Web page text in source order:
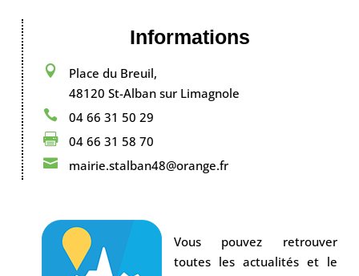
Informations

Place du Breuil,
48120 St-Alban sur Limagnole
 04 66 31 50 29
 04 66 31 58 70
 mairie.stalban48@orange.fr
Vous pouvez retrouver
toutes les actualités et le